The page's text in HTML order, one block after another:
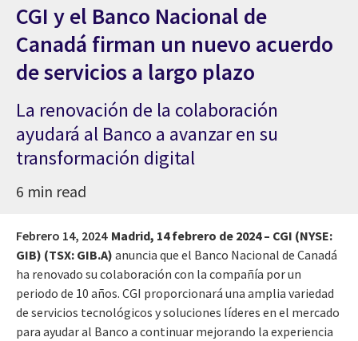
CGI y el Banco Nacional de
Canadá firman un nuevo acuerdo
de servicios a largo plazo
La renovación de la colaboración
ayudará al Banco a avanzar en su
transformación digital
6 min read
Febrero 14, 2024 Madrid, 14 febrero de 2024 – CGI (NYSE:
GIB) (TSX: GIB.A) anuncia que el Banco Nacional de Canadá
ha renovado su colaboración con la compañía por un
periodo de 10 años. CGI proporcionará una amplia variedad
de servicios tecnológicos y soluciones líderes en el mercado
para ayudar al Banco a continuar mejorando la experiencia